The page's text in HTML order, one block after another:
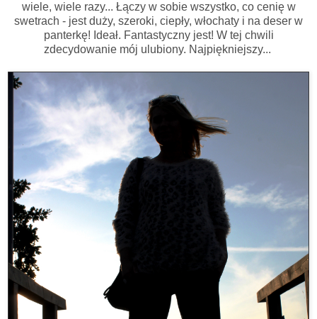
wiele, wiele razy... Łączy w sobie wszystko, co cenię w
swetrach - jest duży, szeroki, ciepły, włochaty i na deser w
panterkę! Ideał. Fantastyczny jest! W tej chwili
zdecydowanie mój ulubiony. Najpiękniejszy...